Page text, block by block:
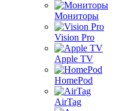
Мониторы
Vision Pro
Apple TV
HomePod
AirTag